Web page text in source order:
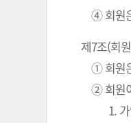
④ 회원
제7조(회
① 회원
② 회원
1.